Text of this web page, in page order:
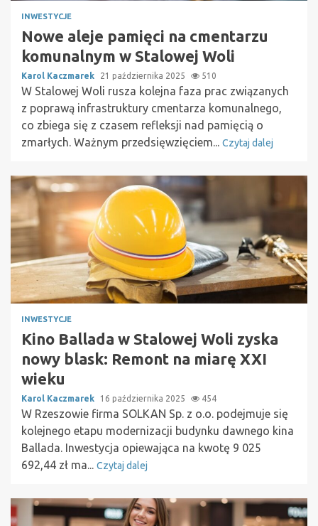
INWESTYCJE
Nowe aleje pamięci na cmentarzu
komunalnym w Stalowej Woli
Karol Kaczmarek 21 października 2025 510
W Stalowej Woli rusza kolejna faza prac związanych
z poprawą infrastruktury cmentarza komunalnego,
co zbiega się z czasem refleksji nad pamięcią o
zmarłych. Ważnym przedsięwzięciem... Czytaj dalej
INWESTYCJE
Kino Ballada w Stalowej Woli zyska
nowy blask: Remont na miarę XXI
wieku
Karol Kaczmarek 16 października 2025 454
W Rzeszowie firma SOLKAN Sp. z o.o. podejmuje się
kolejnego etapu modernizacji budynku dawnego kina
Ballada. Inwestycja opiewająca na kwotę 9 025
692,44 zł ma... Czytaj dalej